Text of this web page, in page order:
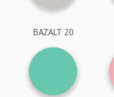
BAZALT 20